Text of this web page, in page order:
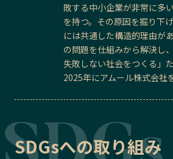
敗する中小企業が非常に多
を持つ。その原因を掘り下
には共通した構造的理由が
の問題を仕組みから解決し
失敗しない社会をつくる」
2025年にアムール株式会社
SDGsへの取り組み